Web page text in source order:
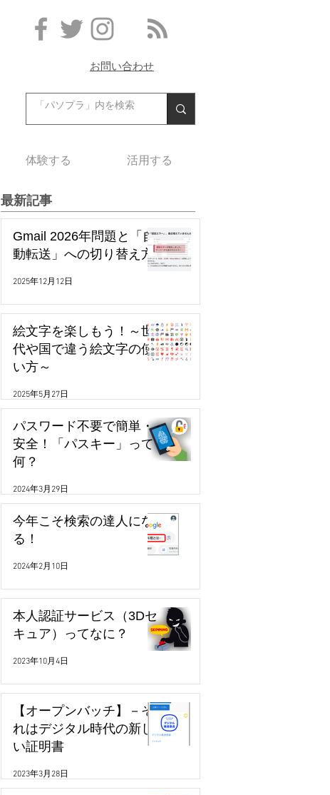
お問い合わせ
体験する 活用する
最新記事
Gmail 2026年問題と「自
動転送」への切り替え方
2025年12月12日
絵文字を楽しもう！～世
代や国で違う絵文字の使
い方～
2025年5月27日
パスワード不要で簡単・
安全！「パスキー」って
何？
2024年3月29日
今年こそ検索の達人にな
る！
2024年2月10日
本人認証サービス（3Dセ
キュア）ってなに？
2023年10月4日
【オープンバッチ】－そ
れはデジタル時代の新し
い証明書
2023年3月28日